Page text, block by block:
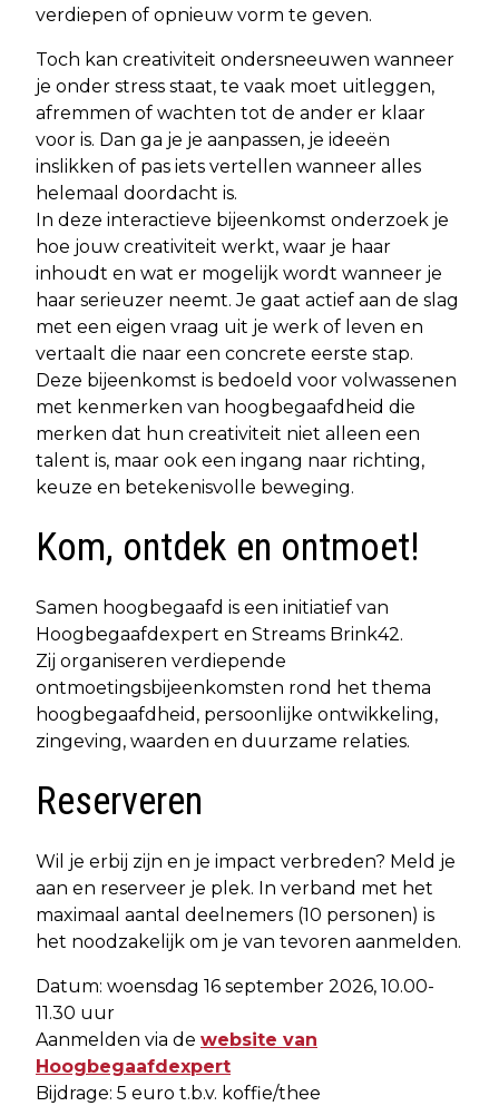
verdiepen of opnieuw vorm te geven.
Toch kan creativiteit ondersneeuwen wanneer
je onder stress staat, te vaak moet uitleggen,
afremmen of wachten tot de ander er klaar
voor is. Dan ga je je aanpassen, je ideeën
inslikken of pas iets vertellen wanneer alles
helemaal doordacht is.
In deze interactieve bijeenkomst onderzoek je
hoe jouw creativiteit werkt, waar je haar
inhoudt en wat er mogelijk wordt wanneer je
haar serieuzer neemt. Je gaat actief aan de slag
met een eigen vraag uit je werk of leven en
vertaalt die naar een concrete eerste stap.
Deze bijeenkomst is bedoeld voor volwassenen
met kenmerken van hoogbegaafdheid die
merken dat hun creativiteit niet alleen een
talent is, maar ook een ingang naar richting,
keuze en betekenisvolle beweging.
Kom, ontdek en ontmoet!
Samen hoogbegaafd is een initiatief van
Hoogbegaafdexpert en Streams Brink42.
Zij organiseren verdiepende
ontmoetingsbijeenkomsten rond het thema
hoogbegaafdheid, persoonlijke ontwikkeling,
zingeving, waarden en duurzame relaties.
Reserveren
Wil je erbij zijn en je impact verbreden? Meld je
aan en reserveer je plek. In verband met het
maximaal aantal deelnemers (10 personen) is
het noodzakelijk om je van tevoren aanmelden.
Datum: woensdag 16 september 2026, 10.00-
11.30 uur
Aanmelden via de website van
Hoogbegaafdexpert
Bijdrage: 5 euro t.b.v. koffie/thee